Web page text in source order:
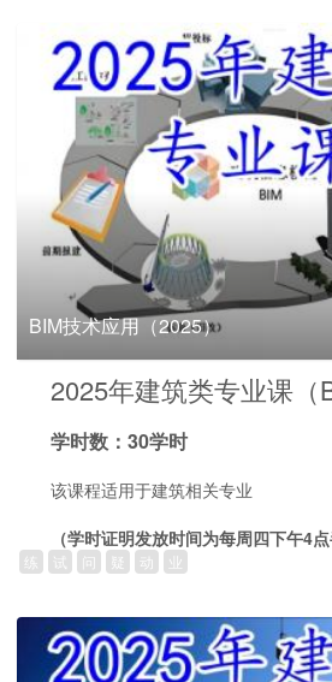
BIM技术应用（2025）
2025年建筑类专业课（
学时数：30学时
该课程适用于建筑相关专业
（学时证明发放时间为每周四下午4点
练 试 问 疑 动 业